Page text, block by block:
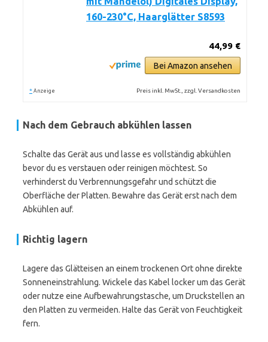
160-230°C, Haarglätter S8593
44,99 €
Bei Amazon ansehen
* Anzeige Preis inkl. MwSt., zzgl. Versandkosten
Nach dem Gebrauch abkühlen lassen
Schalte das Gerät aus und lasse es vollständig abkühlen
bevor du es verstauen oder reinigen möchtest. So
verhinderst du Verbrennungsgefahr und schützt die
Oberfläche der Platten. Bewahre das Gerät erst nach dem
Abkühlen auf.
Richtig lagern
Lagere das Glätteisen an einem trockenen Ort ohne direkte
Sonneneinstrahlung. Wickele das Kabel locker um das Gerät
oder nutze eine Aufbewahrungstasche, um Druckstellen an
den Platten zu vermeiden. Halte das Gerät von Feuchtigkeit
fern.